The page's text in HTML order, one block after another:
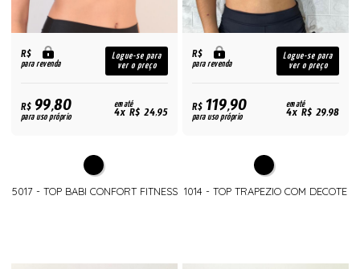
R$
para revenda
Logue-se para
ver o preço
R$99,80
para uso próprio
em até
4x R$ 24,95
5017 - TOP BABI CONFORT FITNESS
R$
para revenda
Logue-se para
ver o preço
R$119,90
para uso próprio
em até
4x R$ 29,98
1014 - TOP TRAPEZIO COM DECOTE